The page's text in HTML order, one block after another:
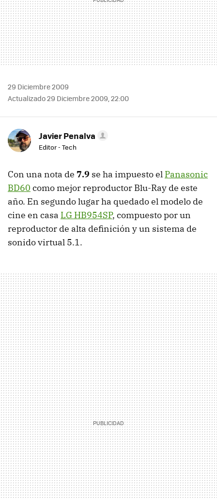
29 Diciembre 2009
Actualizado 29 Diciembre 2009, 22:00
Javier Penalva
Editor - Tech
Con una nota de 7.9 se ha impuesto el Panasonic
BD60 como mejor reproductor Blu-Ray de este
año. En segundo lugar ha quedado el modelo de
cine en casa LG HB954SP, compuesto por un
reproductor de alta definición y un sistema de
sonido virtual 5.1.